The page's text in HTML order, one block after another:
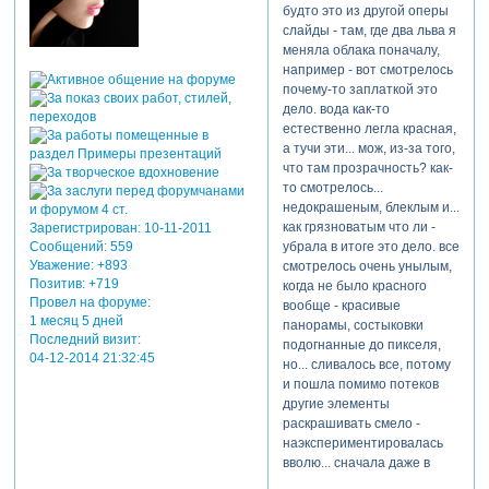
в том направлении, где его
не видно было зрителю.
«бой с тенью мышью» тоже
кровушки попил - тут
исхитрялась как могла, чтоб
фотки выводить промеж
атак той кровопийцы
неуёмной)) в отдельных
случаях приходилось
увеличивать количество кк
теней, то есть у аватара
было 2 всего лишь, а у
теней по три или четыре,
чтоб привязка тень-модель
имела место быть. очень
старалась покрупнее
показать вам фотки, где
удавалось, где-то
приходилось все же
уменьшать их, к
сожалению. хочу сказать
спасибо моим
консультантам и
помощникам за
наложении футажей,
подгонке стыков,
камуфляже оных)) и как-то
это дело быстро все
прошло - заметить не
успела, как вся лента была
выстроена. [взломанный
сайт] денек потратила на
нанесение теней, три дня -
на подготовку аватаров,
благо, все герои уже были и
на изготовке) вот думали
мы со светланкой, чтобы
цветовую гамму как-то
поменять - и был же
вариант все сделать с
синим цветом, но когда
прикинула, то поняла, что
все не то... и кровь тогда бы
не вписалась ни в какую.
запаковала щас проект -
сие "творение" имеет вес
1,4гб. и это все при том, что
тучу футажей я выкинула
Зарегистрирован: 10-11-2011
Сообщений:559
Уважение: +893
Позитив: +719
Провел на форуме:
1 месяц 5 дней
Последний визит:
04-12-2014 21:32:45
будто это из другой оперы
слайды - там, где два льва я
меняла облака поначалу,
например - вот смотрелось
почему-то заплаткой это
дело. вода как-то
естественно легла красная,
а тучи эти... мож, из-за того,
что там прозрачность? как-
то смотрелось...
недокрашеным, блеклым и...
как грязноватым что ли -
убрала в итоге это дело. все
смотрелось очень унылым,
когда не было красного
вообще - красивые
панорамы, состыковки
подогнанные до пикселя,
но... сливалось все, потому
и пошла помимо потеков
другие элементы
раскрашивать смело -
наэкспериментировалась
вволю... сначала даже в